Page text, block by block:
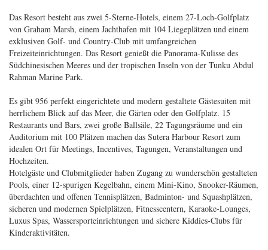
Das Resort besteht aus zwei 5-Sterne-Hotels, einem 27-Loch-Golfplatz
von Graham Marsh, einem Jachthafen mit 104 Liegeplätzen und einem
exklusiven Golf- und Country-Club mit umfangreichen
Freizeiteinrichtungen. Das Resort genießt die Panorama-Kulisse des
Südchinesischen Meeres und der tropischen Inseln von der Tunku Abdul
Rahman Marine Park.
Es gibt 956 perfekt eingerichtete und modern gestaltete Gästesuiten mit
herrlichem Blick auf das Meer, die Gärten oder den Golfplatz. 15
Restaurants und Bars, zwei große Ballsäle, 22 Tagungsräume und ein
Auditorium mit 100 Plätzen machen das Sutera Harbour Resort zum
idealen Ort für Meetings, Incentives, Tagungen, Veranstaltungen und
Hochzeiten.
Hotelgäste und Clubmitglieder haben Zugang zu wunderschön gestalteten
Pools, einer 12-spurigen Kegelbahn, einem Mini-Kino, Snooker-Räumen,
überdachten und offenen Tennisplätzen, Badminton- und Squashplätzen,
sicheren und modernen Spielplätzen, Fitnesscentern, Karaoke-Lounges,
Luxus Spas, Wassersporteinrichtungen und sichere Kiddies-Clubs für
Kinderaktivitäten.